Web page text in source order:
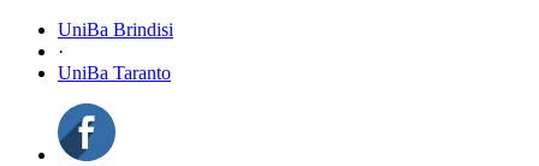
UniBa Brindisi
·
UniBa Taranto